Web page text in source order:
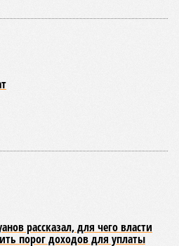
на её восстановление и
никогда не
шла на развитие железной
сторона поставляла Армении
пути, в том числе
в казну закавказской
налогов, пускала прибыль на
инфраструктуры.
фактов легко сделать
занималось в Армении не
благотворительностью, не
пожертвования, не
зарабатывать другим и,